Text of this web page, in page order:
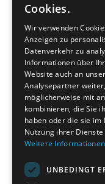
Cookies.
Wir verwenden
Anzeigen zu
Datenverkehr zu
Informationen über
Website auch an
Analysepartner
möglicherweise mit
kombinieren, die Sie
haben oder die sie im
Nutzung ihrer
Weitere Informationen
UNBEDINGT